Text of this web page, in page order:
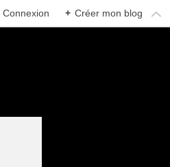
Connexion + Créer mon blog